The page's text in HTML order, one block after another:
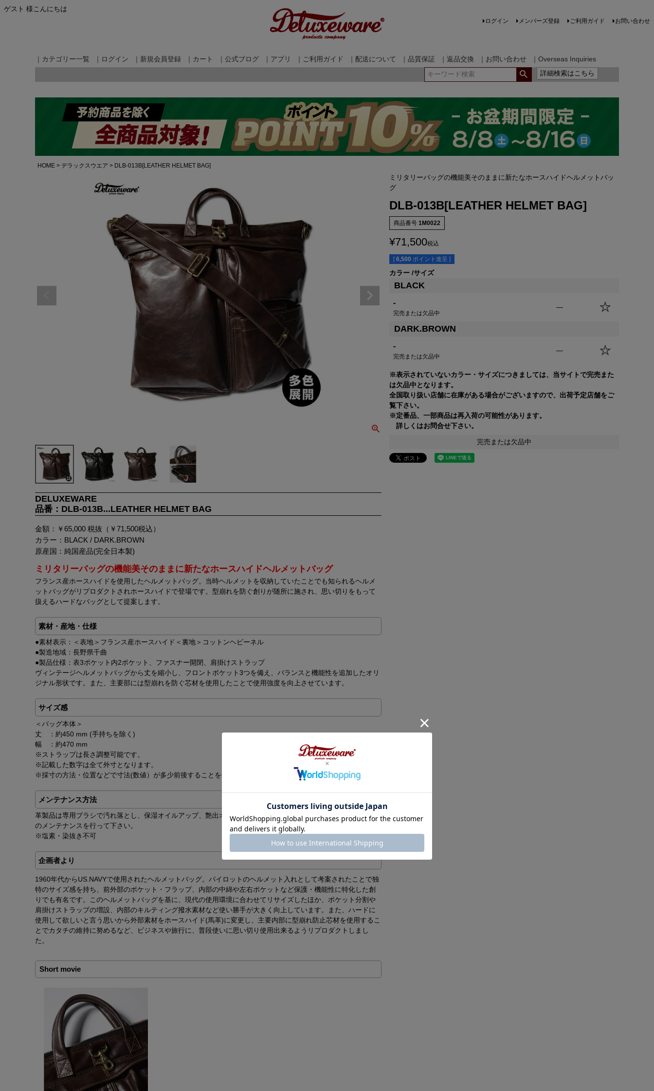
ゲスト 様こんにちは
ログイン メンバーズ登録 ご利用ガイド お問い合わせ
｜カテゴリー一覧 ｜ログイン ｜新規会員登録 ｜カート ｜公式ブログ ｜アプリ ｜ご利用ガイド ｜配送について ｜品質保証 ｜返品交換 ｜お問い合わせ
｜Overseas Inquiries
詳細検索はこちら
HOME デラックスウエア DLB-013B[LEATHER HELMET BAG]
DELUXEWARE
品番：DLB-013B...LEATHER HELMET BAG
金額：￥65,000 税抜（￥71,500税込）
カラー：BLACK / DARK.BROWN
原産国：純国産品(完全日本製)
ミリタリーバッグの機能美そのままに新たなホースハイドヘルメットバッグ
フランス産ホースハイドを使用したヘルメットバッグ。当時ヘルメットを収納していたことでも知られるヘルメ
ットバッグがリプロダクトされホースハイドで登場です。型崩れを防ぐ創りが随所に施され、思い切りをもって
扱えるハードなバッグとして提案します。
素材・産地・仕様
●素材表示：＜表地＞フランス産ホースハイド＜裏地＞コットンヘビーネル
●製造地域：長野県千曲
●製品仕様：表3ポケット内2ポケット、ファスナー開閉、肩掛けストラップ
ヴィンテージヘルメットバッグから丈を縮小し、フロントポケット3つを備え、バランスと機能性を追加したオリ
ジナル形状です。また、主要部には型崩れを防ぐ芯材を使用したことで使用強度を向上させています。
サイズ感
＜バッグ本体＞
丈 ：約450 mm (手持ちを除く)
幅 ：約470 mm
※ストラップは長さ調整可能です。
※記載した数字は全て外寸となります。
※採寸の方法・位置などで寸法(数値）が多少前後することを御了承下さい。
メンテナンス方法
革製品は専用ブラシで汚れ落とし、保湿オイルアップ、艶出オイルを塗付し乾燥後ウエスなどで拭き上げるなど
のメンテナンスを行って下さい。
※塩素・染抜き不可
企画者より
1960年代からUS.NAVYで使用されたヘルメットバッグ。パイロットのヘルメット入れとして考案されたことで独
特のサイズ感を持ち、前外部のポケット・フラップ、内部の中綿や左右ポケットなど保護・機能性に特化した創
りでも有名です。このヘルメットバッグを基に、現代の使用環境に合わせてリサイズしたほか、ポケット分割や
肩掛けストラップの増設、内部のキルティング撥水素材など使い勝手が大きく向上しています。また、ハードに
使用して欲しいと言う思いから外部素材をホースハイド(馬革)に変更し、主要内部に型崩れ防止芯材を使用するこ
とでカタチの維持に努めるなど、ビジネスや旅行に、普段使いに思い切り使用出来るようリプロダクトしまし
た。
Short movie
ミリタリーバッグの機能美そのままに新たなホースハイドヘルメットバッ
グ
DLB-013B[LEATHER HELMET BAG]
商品番号 1M0022
¥71,500税込
[ 6,500 ポイント進呈 ]
カラー サイズ
BLACK
-
完売または欠品中
—
DARK.BROWN
-
完売または欠品中
—
※表示されていないカラー・サイズにつきましては、当サイトで完売また
は欠品中となります。
全国取り扱い店舗に在庫がある場合がございますので、出荷予定店舗をご
覧下さい。
※定番品、一部商品は再入荷の可能性があります。
詳しくはお問合せ下さい。
完売または欠品中